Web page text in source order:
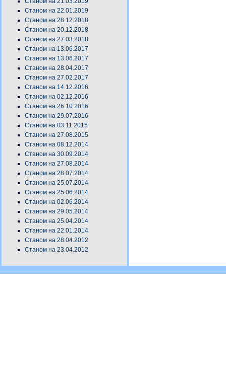
Станом на 22.01.2019
Станом на 28.12.2018
Станом на 20.12.2018
Станом на 27.03.2018
Станом на 13.06.2017
Станом на 13.06.2017
Станом на 28.04.2017
Станом на 27.02.2017
Станом на 14.12.2016
Станом на 02.12.2016
Станом на 26.10.2016
Станом на 29.07.2016
Станом на 03.11.2015
Станом на 27.08.2015
Станом на 08.12.2014
Станом на 30.09.2014
Станом на 27.08.2014
Станом на 28.07.2014
Станом на 25.07.2014
Станом на 25.06.2014
Станом на 02.06.2014
Станом на 29.05.2014
Станом на 25.04.2014
Станом на 22.01.2014
Станом на 28.04.2012
Станом на 23.04.2012